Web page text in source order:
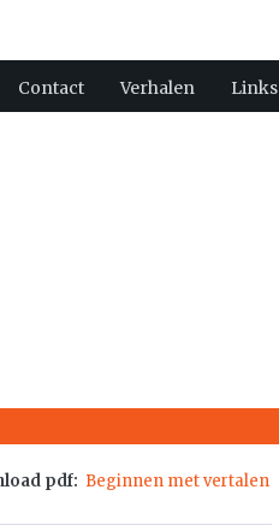
Contact Verhalen Links
pdf: Beginnen met vertalen